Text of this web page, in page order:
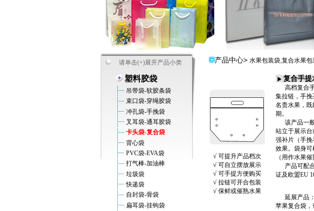
请单击(+)展开产品小类
塑料胶袋
吊带袋-软胶条袋
束口袋-穿绳胶袋
冲孔袋-手挽袋
叉耳袋-通耳胶袋
卡头袋-复合袋
背心袋
PVC袋-EVA袋
打气棒-加油棒
垃圾袋
快递袋
自封袋-骨袋
扁耳袋-挂钩袋
产品中心> 水果包装袋,复合水果
√ 可提升产品档次
√ 可自立摆放展示
√ 可手提方便购买
√ 拉链可开合包装
√ 保鲜或催熟水果
复合手提
高档复合手
集拉链，手
名贵水果，
期。
该产品一般
站立于展示
强补片（手
效果。袋身
（用作水果催
产品可配合
证及欧盟EU
延展产品：
苹果复合袋